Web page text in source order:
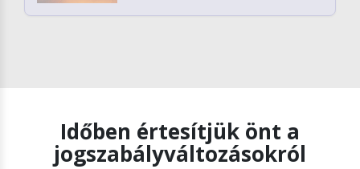
Időben értesítjük önt a
jogszabályváltozásokról